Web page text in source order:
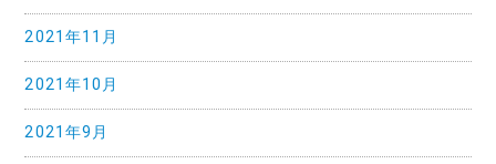
2021年11月
2021年10月
2021年9月